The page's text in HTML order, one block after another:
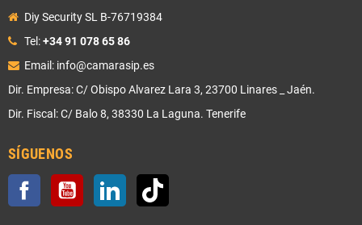
Diy Security SL B-76719384
Tel:+34 91 078 65 86
Email: info@camarasip.es
Dir. Empresa: C/ Obispo Alvarez Lara 3, 23700 Linares _ Jaén.
Dir. Fiscal: C/ Balo 8, 38330 La Laguna. Tenerife
SÍGUENOS
Facebook YouTube LinkedIn